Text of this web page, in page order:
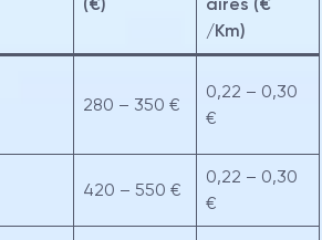
/Km)
280 – 350 €
0,22 – 0,30
€
420 – 550 €
0,22 – 0,30
€